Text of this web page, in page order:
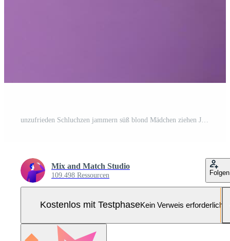
Mix and Match Studio
109.498 Ressourcen Folgen
Kostenlos mit TestphaseKein Verweis erforderlich